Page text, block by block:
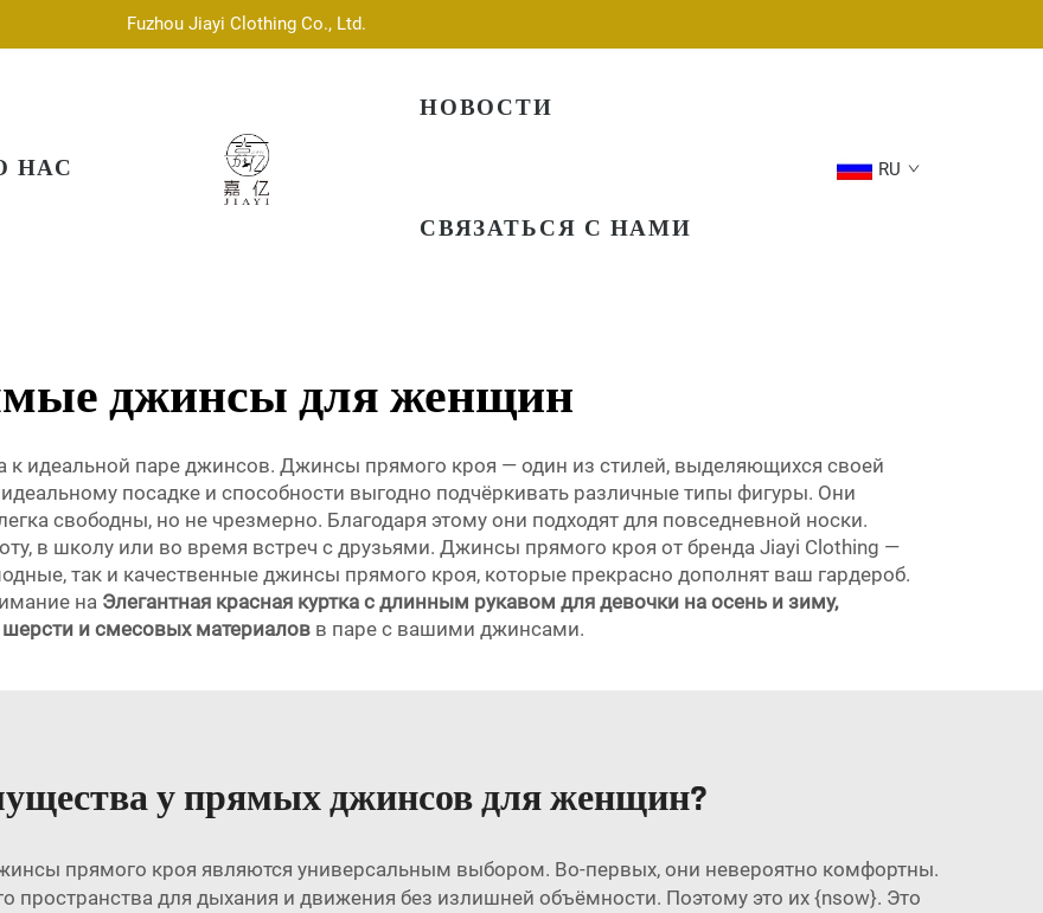
Fuzhou Jiayi Clothing Co., Ltd.
НАС
НОВОСТИ
СВЯЗАТЬСЯ С НАМИ
RU
джинсы для женщин
идеальной паре джинсов. Джинсы прямого кроя — один из стилей, выделяющихся своей
посадке и способности выгодно подчёркивать различные типы фигуры. Они
свободны, но не чрезмерно. Благодаря этому они подходят для повседневной носки.
в школу или во время встреч с друзьями. Джинсы прямого кроя от бренда Jiayi Clothing —
так и качественные джинсы прямого кроя, которые прекрасно дополнят ваш гардероб.
на Элегантная красная куртка с длинным рукавом для девочки на осень и зиму,
и смесовых материалов в паре с вашими джинсами.
у прямых джинсов для женщин?
прямого кроя являются универсальным выбором. Во-первых, они невероятно комфортны.
пространства для дыхания и движения без излишней объёмности. Поэтому это их {nsow}. Это